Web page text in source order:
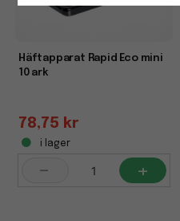
Häftapparat Rapid Eco mini
10 ark
78,75 kr
i lager
- +